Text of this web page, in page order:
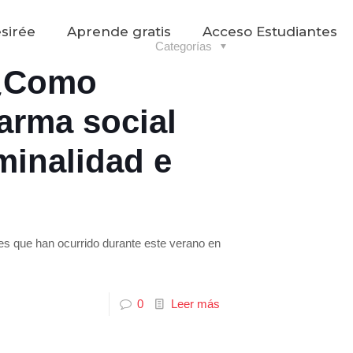
Aprende gratis Acceso Estudiantes
Categorías
social
e
que han ocurrido durante este verano en
0 Leer más